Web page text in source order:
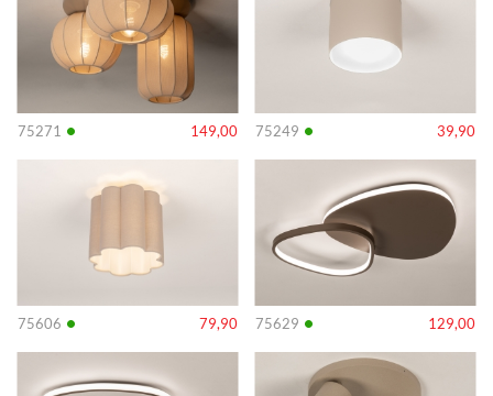
75271 • 149,00 75249 • 39,90
75606 • 79,90
Info
75629 • 129,00
Info
Info Info